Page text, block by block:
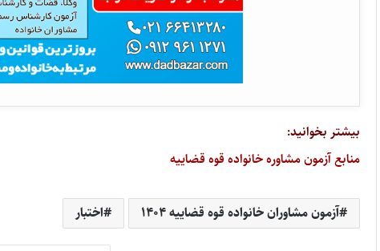
بیشتر بخوانید:
منابع آزمون مشاوره خانواده قوه قضاییه
آزمون مشاوران خانواده قوه قضاییه ۱۴۰۴ اختبار